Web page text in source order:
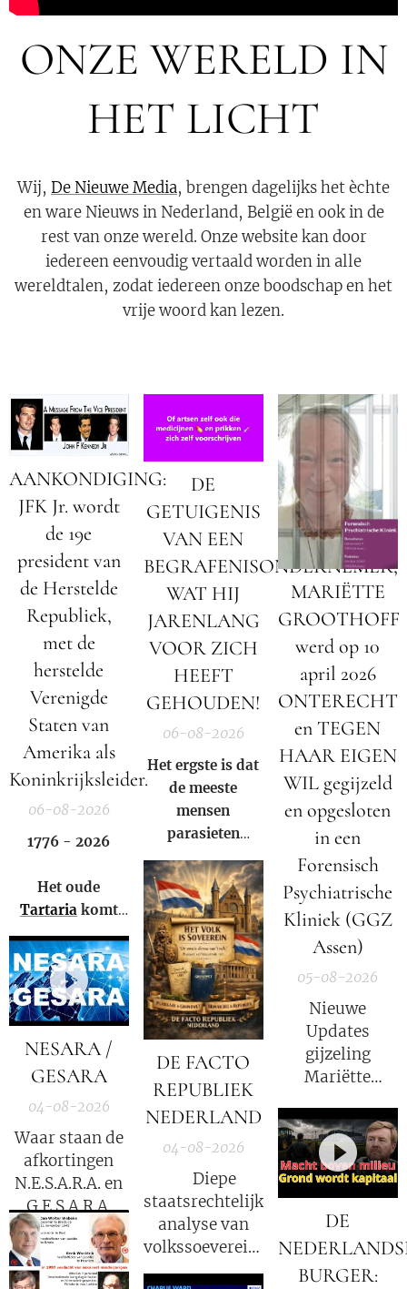
ONZE WERELD IN
HET LICHT
Wij, De Nieuwe Media, brengen dagelijks het èchte
en ware Nieuws in Nederland, België en ook in de
rest van onze wereld. Onze website kan door
iedereen eenvoudig vertaald worden in alle
wereldtalen, zodat iedereen onze boodschap en het
vrije woord kan lezen.
AANKONDIGING:
JFK Jr. wordt
de 19e
president van
de Herstelde
Republiek,
met de
herstelde
Verenigde
Staten van
Amerika als
Koninkrijksleider.
06-08-2026
1776 - 2026
Het oude
Tartaria komt
weer tot leven!
DE
GETUIGENIS
VAN EEN
BEGRAFENISONDERNEMER;
WAT HIJ
JARENLANG
VOOR ZICH
HEEFT
GEHOUDEN!
06-08-2026
Het ergste is dat
de meeste
mensen
parasieten
hebben – en het
niet eens weten.
MARIËTTE
GROOTHOFF
werd op 10
april 2026
ONTERECHT
en TEGEN
HAAR EIGEN
WIL gegijzeld
en opgesloten
in een
Forensisch
Psychiatrische
Kliniek (GGZ
Assen)
05-08-2026
Nieuwe
Updates
gijzeling
Mariëtte
NESARA /
GESARA
04-08-2026
Waar staan de
afkortingen
N.E.S.A.R.A. en
G.E.S.A.R.A.
voor?
DE FACTO
REPUBLIEK
NEDERLAND
04-08-2026
⚖️ Diepe
staatsrechtelijke
analyse van
volkssoevereiniteit
in Nederland
DE
BURGER: